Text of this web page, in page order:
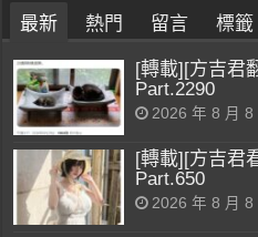
最新 熱門 留言 標籤
[轉載][方吉君
Part.2290
2026 年 8 月 8
[轉載][方吉君
Part.650
2026 年 8 月 8